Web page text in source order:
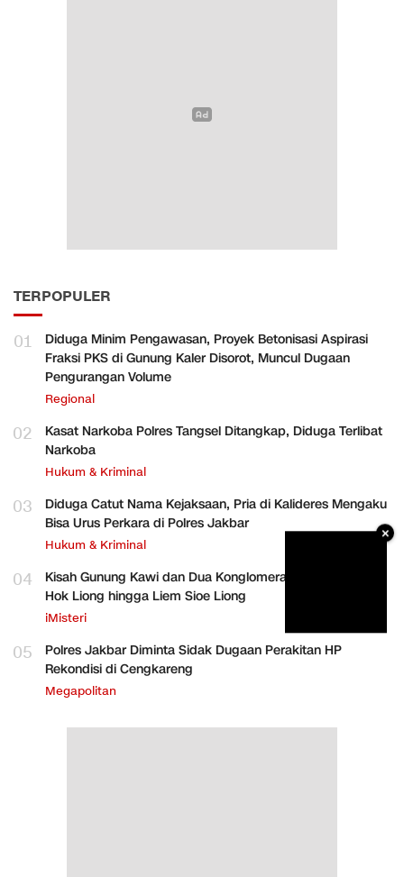
TERPOPULER
01
Diduga Minim Pengawasan, Proyek Betonisasi Aspirasi
Fraksi PKS di Gunung Kaler Disorot, Muncul Dugaan
Pengurangan Volume
Regional
02
Kasat Narkoba Polres Tangsel Ditangkap, Diduga Terlibat
Narkoba
Hukum & Kriminal
03
Diduga Catut Nama Kejaksaan, Pria di Kalideres Mengaku
Bisa Urus Perkara di Polres Jakbar
Hukum & Kriminal
04
Kisah Gunung Kawi dan Dua Konglomerat Indonesia Ong
Hok Liong hingga Liem Sioe Liong
iMisteri
05
Polres Jakbar Diminta Sidak Dugaan Perakitan HP
Rekondisi di Cengkareng
Megapolitan
×